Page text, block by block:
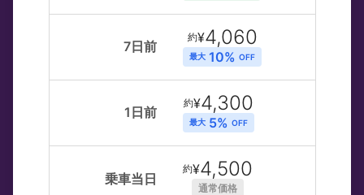
7日前
約¥4,060
最大 10% OFF
1日前
約¥4,300
最大 5% OFF
乗車当日
約¥4,500
通常価格